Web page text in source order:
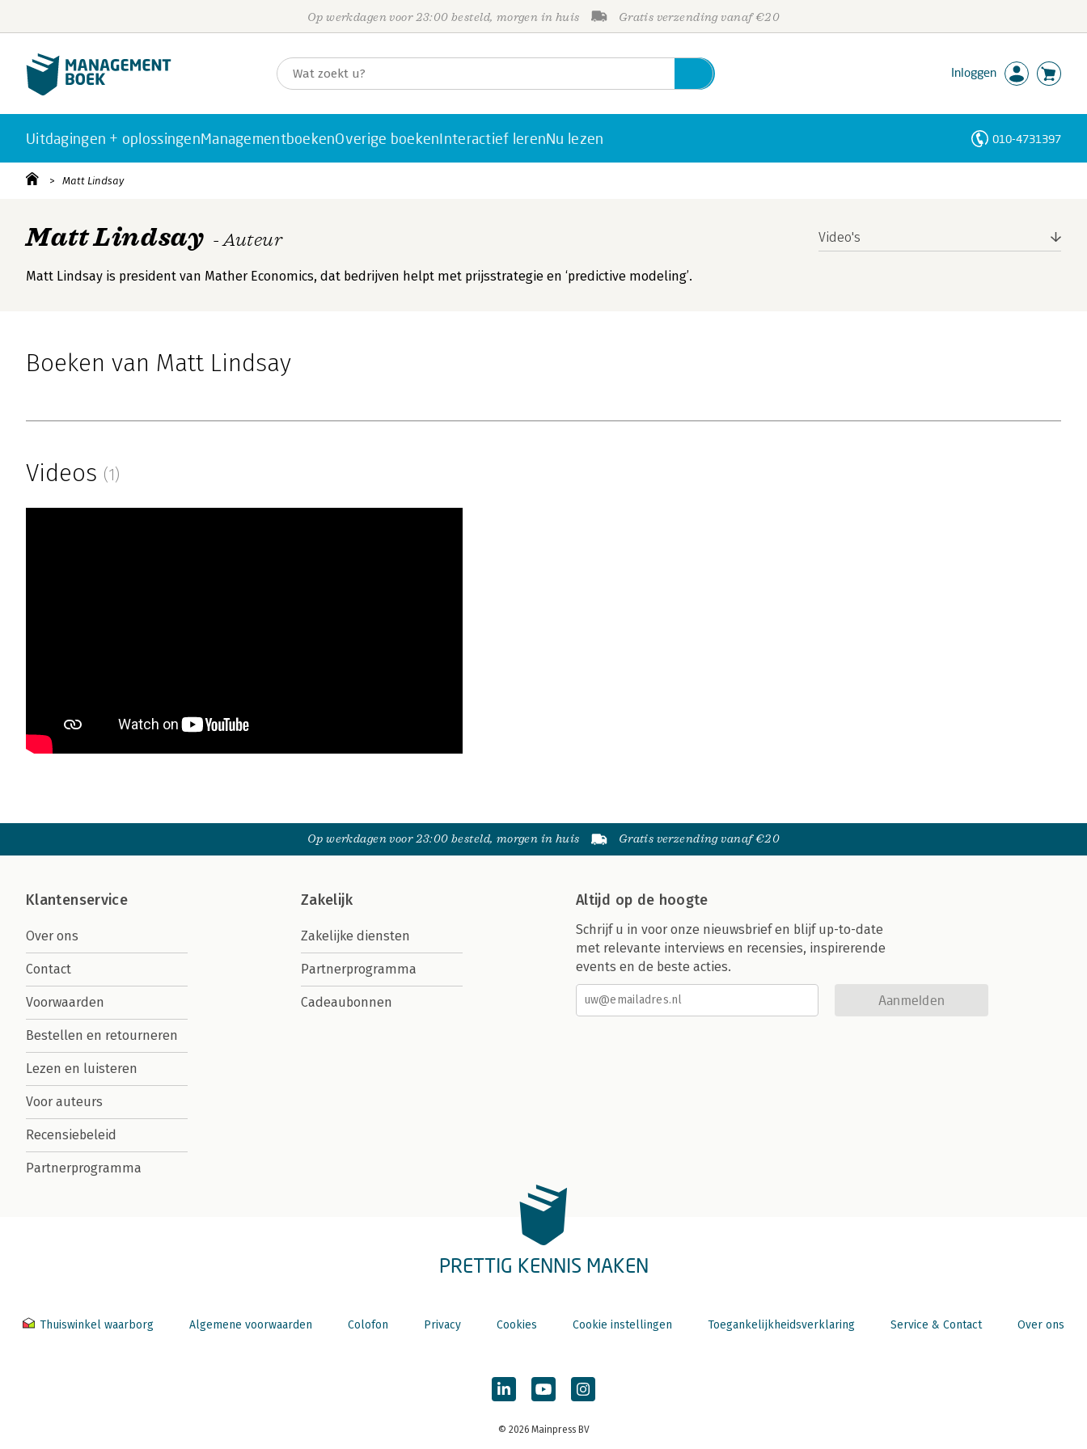
Op werkdagen voor 23:00 besteld, morgen in huis Gratis verzending vanaf €20
Inloggen
Uitdagingen + oplossingenManagementboekenOverige boekenInteractief lerenNu lezen 010-4731397
Matt Lindsay
Matt Lindsay - Auteur
Matt Lindsay is president van Mather Economics, dat bedrijven helpt met prijsstrategie en ‘predictive modeling’.
Video's
Boeken van Matt Lindsay
Videos (1)
Op werkdagen voor 23:00 besteld, morgen in huis Gratis verzending vanaf €20
Klantenservice
Over ons
Contact
Voorwaarden
Bestellen en retourneren
Lezen en luisteren
Voor auteurs
Recensiebeleid
Partnerprogramma
Zakelijk
Zakelijke diensten
Partnerprogramma
Cadeaubonnen
Altijd op de hoogte
Schrijf u in voor onze nieuwsbrief en blijf up-to-date
met relevante interviews en recensies, inspirerende
events en de beste acties.
Aanmelden
PRETTIG KENNIS MAKEN
Thuiswinkel waarborg Algemene voorwaarden Colofon Privacy Cookies Cookie instellingen Toegankelijkheidsverklaring Service & Contact Over ons
© 2026 Mainpress BV
Personen